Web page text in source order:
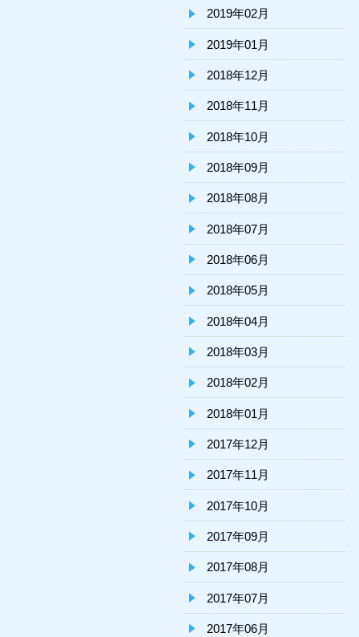
2019年02月
2019年01月
2018年12月
2018年11月
2018年10月
2018年09月
2018年08月
2018年07月
2018年06月
2018年05月
2018年04月
2018年03月
2018年02月
2018年01月
2017年12月
2017年11月
2017年10月
2017年09月
2017年08月
2017年07月
2017年06月